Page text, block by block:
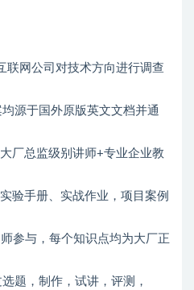
联网公司对技术方向进行调查
源于国外原版英文文档并通
厂总监级别讲师+专业企业教
验手册、实战作业，项目案例
参与，每个知识点均为大厂正
题，制作，试讲，评测，